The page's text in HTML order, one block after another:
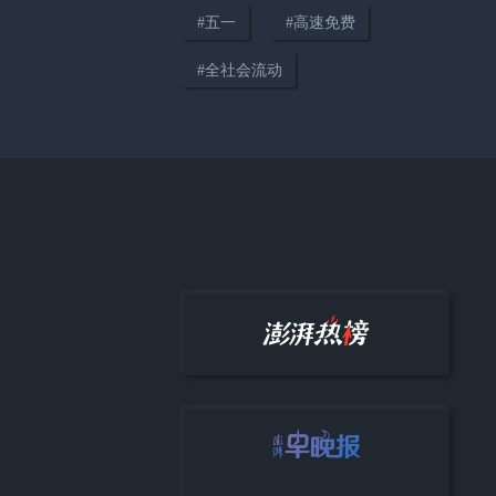
历史上的今天｜1875年8月4日，
#五一 #高速免费
#全社会流动